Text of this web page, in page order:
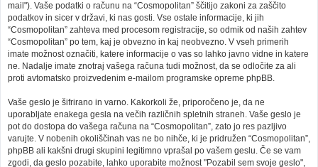
mail"). Vaše podatki o računu na “Cosmopolitan” ščitijo zakoni za zaščito
podatkov in sicer v državi, ki nas gosti. Vse ostale informacije, ki jih
“Cosmopolitan” zahteva med procesom registracije, so odmik od naših zahtev
“Cosmopolitan” po tem, kaj je obvezno in kaj neobvezno. V vseh primerih
imate možnost označiti, katere informacije o vas so lahko javno vidne in katere
ne. Nadalje imate znotraj vašega računa tudi možnost, da se odločite za ali
proti avtomatsko proizvedenim e-mailom programske opreme phpBB.
Vaše geslo je šifrirano in varno. Kakorkoli že, priporočeno je, da ne
uporabljate enakega gesla na večih različnih spletnih straneh. Vaše geslo je
pot do dostopa do vašega računa na “Cosmopolitan”, zato jo res pazljivo
varujte. V nobenih okoliščinah vas ne bo nihče, ki je pridružen “Cosmopolitan”,
phpBB ali kakšni drugi skupini legitimno vprašal po vašem geslu. Če se vam
zgodi, da geslo pozabite, lahko uporabite možnost "Pozabil sem svoje geslo",